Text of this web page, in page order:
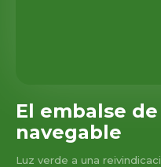
El embalse
navegable
Luz verde a una